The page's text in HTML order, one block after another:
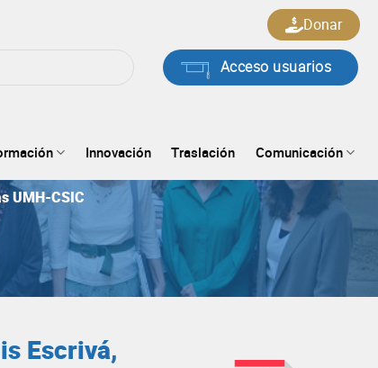
Acceso usuarios
Donar
Innovación Traslación Comunicación
UMH-CSIC
Escrivá,